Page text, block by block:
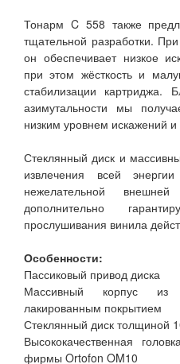
Тонарм C 558 также
тщательной разработки.
он обеспечивает низкое
при этом жёсткость и
стабилизации картриджа.
азимутальности мы
низким уровнем искажений
Стеклянный диск и
извлечения всей
нежелательной
дополнительно
прослушивания винила
Особенности:
Пассиковый привод диска
Массивный корпус
лакированным покрытием
Стеклянный диск толщиной
Высококачественная
фирмы Ortofon OM10